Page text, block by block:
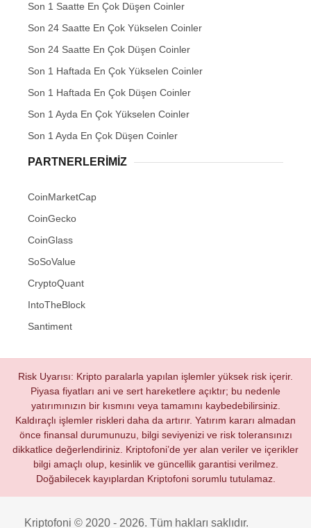
Son 1 Saatte En Çok Düşen Coinler
Son 24 Saatte En Çok Yükselen Coinler
Son 24 Saatte En Çok Düşen Coinler
Son 1 Haftada En Çok Yükselen Coinler
Son 1 Haftada En Çok Düşen Coinler
Son 1 Ayda En Çok Yükselen Coinler
Son 1 Ayda En Çok Düşen Coinler
PARTNERLERIMIZ
CoinMarketCap
CoinGecko
CoinGlass
SoSoValue
CryptoQuant
IntoTheBlock
Santiment
Risk Uyarısı: Kripto paralarla yapılan işlemler yüksek risk içerir.
Piyasa fiyatları ani ve sert hareketlere açıktır; bu nedenle
yatırımınızın bir kısmını veya tamamını kaybedebilirsiniz.
Kaldıraçlı işlemler riskleri daha da artırır. Yatırım kararı almadan
önce finansal durumunuzu, bilgi seviyenizi ve risk toleransınızı
dikkatlice değerlendiriniz. Kriptofoni’de yer alan veriler ve içerikler
bilgi amaçlı olup, kesinlik ve güncellik garantisi verilmez.
Doğabilecek kayıplardan Kriptofoni sorumlu tutulamaz.
Kriptofoni © 2020 - 2026. Tüm hakları saklıdır.